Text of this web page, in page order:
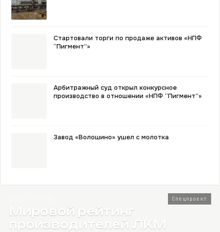
Стартовали торги по продаже активов «НПФ
“Пигмент”»
Арбитражный суд открыл конкурсное
производство в отношении «НПФ “Пигмент”»
Завод «Волошино» ушел с молотка
Спецпроект
Мировой рейтинг
производителей ЛКМ